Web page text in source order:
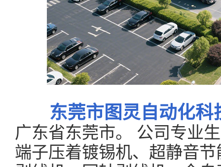
东莞市图灵自动化科
广东省东莞市。 公司专业
端子压着镀锡机、超静音